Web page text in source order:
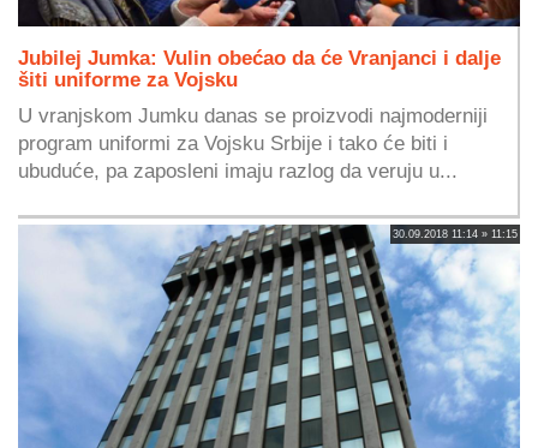
Jubilej Jumka: Vulin obećao da će Vranjanci i dalje
šiti uniforme za Vojsku
U vranjskom Jumku danas se proizvodi najmoderniji
program uniformi za Vojsku Srbije i tako će biti i
ubuduće, pa zaposleni imaju razlog da veruju u...
30.09.2018 11:14 » 11:15